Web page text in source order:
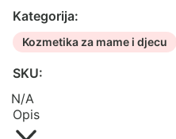
žene
količina
Kategorija:
Kozmetika za mame i djecu
SKU:
N/A
Opis